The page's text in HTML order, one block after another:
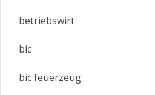
betriebswirt
bic
bic feuerzeug